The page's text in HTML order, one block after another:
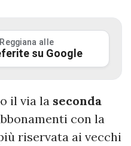
alle
su Google
il via la seconda
con la
riservata ai vecchi